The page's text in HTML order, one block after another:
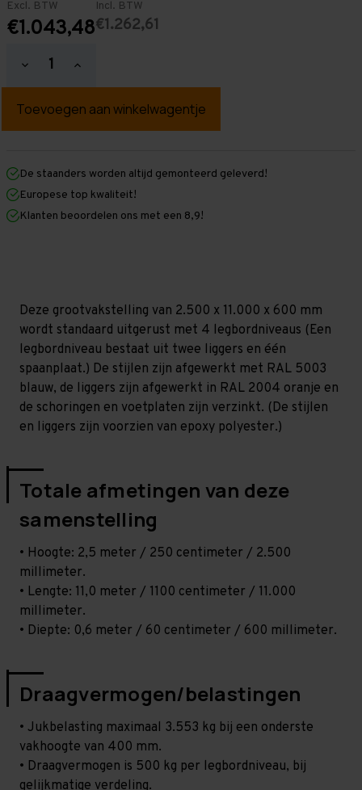
Excl. BTW
€1.043,48
Incl. BTW
€1.262,61
Hoeveelheid
verlagen
Grootvakstelling
mm
mm
x
600
mm
mm)
Hoeveelheid
verhogen
Grootvakstelling
mm
mm
600
mm
mm)
De staanders worden altijd gemonteerd geleverd!
Europese top kwaliteit!
Klanten beoordelen ons met een 8,9!
Deze grootvakstelling van 2.500 x 11.000 x 600 mm
wordt standaard uitgerust met 4 legbordniveaus (Een
legbordniveau bestaat uit twee liggers en één
spaanplaat.) De stijlen zijn afgewerkt met RAL 5003
blauw, de liggers zijn afgewerkt in RAL 2004 oranje en
de schoringen en voetplaten zijn verzinkt. (De stijlen
en liggers zijn voorzien van epoxy polyester.)
Totale afmetingen van deze
samenstelling
• Hoogte: 2,5 meter / 250 centimeter / 2.500
millimeter.
• Lengte: 11,0 meter / 1100 centimeter / 11.000
millimeter.
• Diepte: 0,6 meter / 60 centimeter / 600 millimeter.
Draagvermogen/belastingen
• Jukbelasting maximaal 3.553 kg bij een onderste
vakhoogte van 400 mm.
• Draagvermogen is 500 kg per legbordniveau, bij
gelijkmatige verdeling.